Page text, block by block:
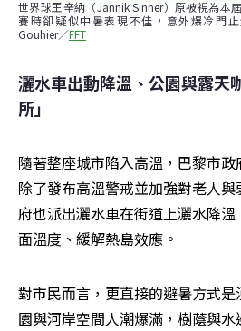
世界球王辛納（Jannik Sinner）原被視為本
賽時卻疑似中暑表現不佳，意外爆冷門
Gouhier／FFT
灑水車出動降溫、公園與露天
所」
隨著整座城市陷入高溫，巴黎市政
除了發布高溫警戒並加強對老人
府也派出灑水車在街道上灑水降
面溫度、緩解熱島效應。
對市民而言，更直接的避暑方式
園與河岸空間人潮爆滿，樹蔭與